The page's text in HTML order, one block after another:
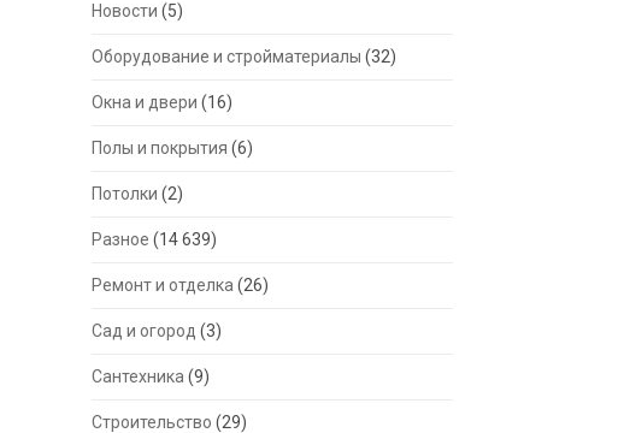
Новости (5)
Оборудование и стройматериалы (32)
Окна и двери (16)
Полы и покрытия (6)
Потолки (2)
Разное (14 639)
Ремонт и отделка (26)
Сад и огород (3)
Сантехника (9)
Строительство (29)